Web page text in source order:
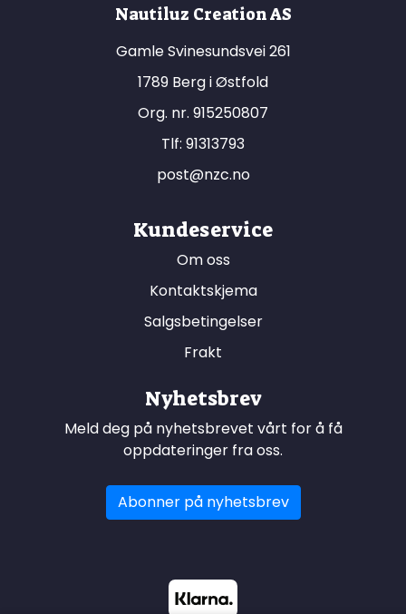
Nautiluz Creation AS
Gamle Svinesundsvei 261
1789 Berg i Østfold
Org. nr. 915250807
Tlf: 91313793
post@nzc.no
Kundeservice
Om oss
Kontaktskjema
Salgsbetingelser
Frakt
Nyhetsbrev
Meld deg på nyhetsbrevet vårt for å få
oppdateringer fra oss.
Abonner på nyhetsbrev